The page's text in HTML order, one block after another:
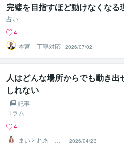
完璧を目指すほど動けなくなる
占い
4
本宮＿丁寧対応 2026/07/02
人はどんな場所からでも動き出
しれない
記事
コラム
4
まいとれあ 蓉
己（ようこ）
2026/04/23